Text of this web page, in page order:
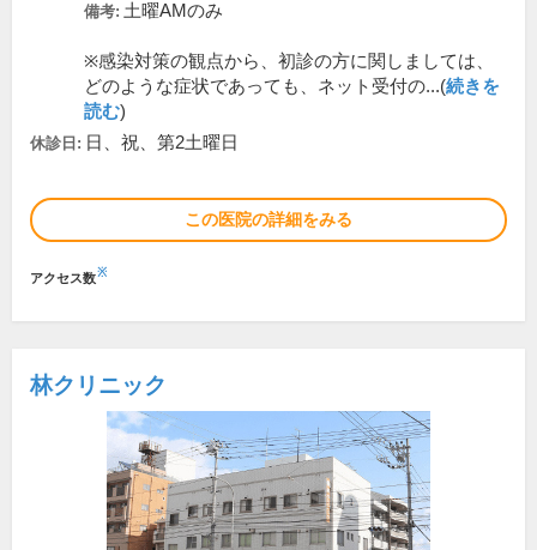
備考: 土曜AMのみ
※感染対策の観点から、初診の方に関しましては、
どのような症状であっても、ネット受付の...(続きを
読む)
休診日: 日、祝、第2土曜日
この医院の詳細をみる
アクセス数※
林クリニック